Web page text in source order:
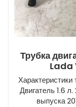
Трубка
Lada
Двигатель 1.6
выпуска